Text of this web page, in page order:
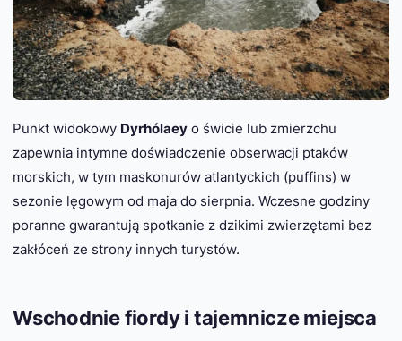
Punkt widokowy Dyrhólaey o świcie lub zmierzchu
zapewnia intymne doświadczenie obserwacji ptaków
morskich, w tym maskonurów atlantyckich (puffins) w
sezonie lęgowym od maja do sierpnia. Wczesne godziny
poranne gwarantują spotkanie z dzikimi zwierzętami bez
zakłóceń ze strony innych turystów.
Wschodnie fiordy i tajemnicze miejsca